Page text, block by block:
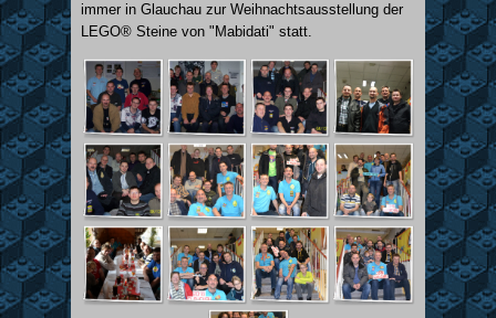
immer in Glauchau zur Weihnachtsausstellung der
LEGO® Steine von "Mabidati" statt.